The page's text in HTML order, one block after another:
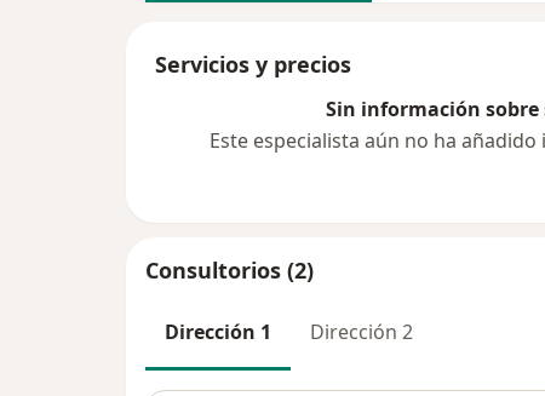
Servicios y precios
Sin información sobre
Este especialista aún no ha
Consultorios (2)
Dirección 1 Dirección 2